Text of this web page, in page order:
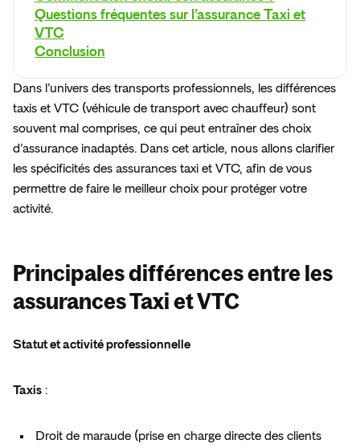
Ensavoir plus
Espace presse
Dans l’univers des transports professionnels, les différences
taxis et VTC (véhicule de transport avec chauffeur) sont
souvent mal comprises, ce qui peut entraîner des choix
d’assurance inadaptés. Dans cet article, nous allons clarifier
les spécificités des assurances taxi et VTC, afin de vous
permettre de faire le meilleur choix pour protéger votre
activité.
Principales différences entre les
assurances Taxi et VTC
Statut et activité professionnelle
Taxis :
Droit de maraude (prise en charge directe des clients
Questions fréquentes sur l’assurance Taxi et
VTC
Conclusion